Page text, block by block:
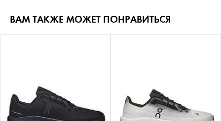
ВАМ ТАКЖЕ МОЖЕТ ПОНРАВИТЬСЯ